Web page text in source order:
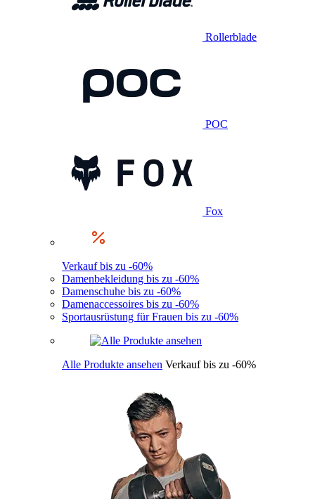
Rollerblade
POC
Fox
Verkauf bis zu -60%
Damenbekleidung bis zu -60%
Damenschuhe bis zu -60%
Damenaccessoires bis zu -60%
Sportausrüstung für Frauen bis zu -60%
Alle Produkte ansehen Verkauf bis zu -60%